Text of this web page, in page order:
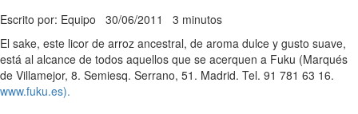
Escrito por: Equipo 30/06/2011 3 minutos
El sake, este licor de arroz ancestral, de aroma dulce y gusto suave,
está al alcance de todos aquellos que se acerquen a Fuku (Marqués
de Villamejor, 8. Semiesq. Serrano, 51. Madrid. Tel. 91 781 63 16.
www.fuku.es).